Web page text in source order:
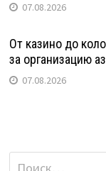
07.08.2026
От казино до
за организацию
07.08.2026
Найти: